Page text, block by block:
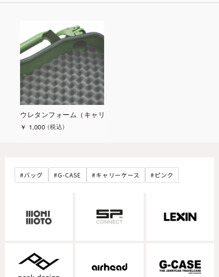
ウレタンフォーム（キャリーケース用）
￥ 1,000 税込
バッグ G-CASE キャリーケース ピンク